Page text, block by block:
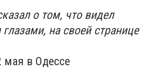
о том, что видел
на своей странице
мая в Одессе